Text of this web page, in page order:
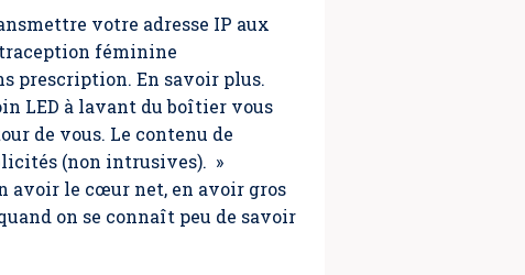
votre adresse IP aux
féminine
prescription. En savoir plus.
LED à lavant du boîtier vous
de vous. Le contenu de
(non intrusives). »
avoir le cœur net, en avoir gros
on se connaît peu de savoir